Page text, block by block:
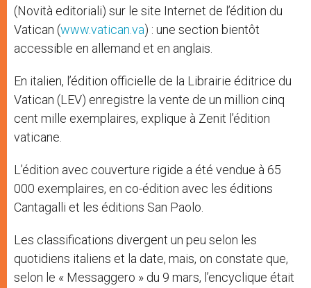
(Novità editoriali) sur le site Internet de l’édition du
Vatican (www.vatican.va) : une section bientôt
accessible en allemand et en anglais.
En italien, l’édition officielle de la Librairie éditrice du
Vatican (LEV) enregistre la vente de un million cinq
cent mille exemplaires, explique à Zenit l’édition
vaticane.
L’édition avec couverture rigide a été vendue à 65
000 exemplaires, en co-édition avec les éditions
Cantagalli et les éditions San Paolo.
Les classifications divergent un peu selon les
quotidiens italiens et la date, mais, on constate que,
selon le « Messaggero » du 9 mars, l’encyclique était